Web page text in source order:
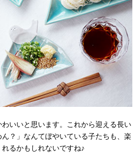
いいと思います。これから迎える長い
？」なんてぼやいている子たちも、楽
るかもしれないですね♪